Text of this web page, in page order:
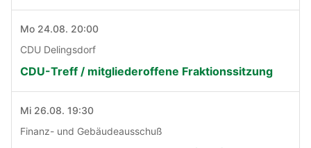
Mo 24.08. 20:00
CDU Delingsdorf
CDU-Treff / mitgliederoffene Fraktionssitzung
Mi 26.08. 19:30
Finanz- und Gebäudeausschuß